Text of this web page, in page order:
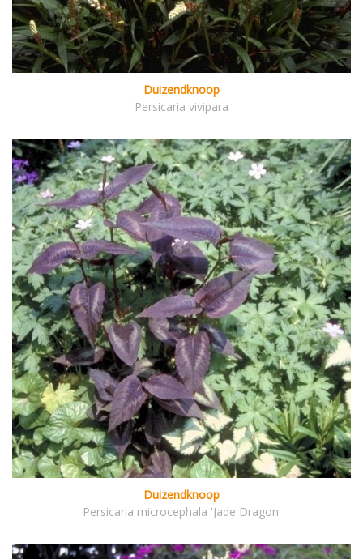
Duizendknoop
Persicaria vivipara
Duizendknoop
Persicaria microcephala 'Jade Dragon'